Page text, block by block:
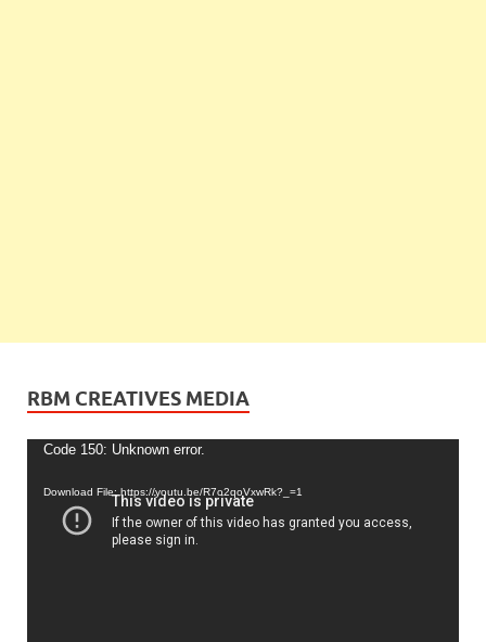
RBM CREATIVES MEDIA
Video
Code 150: Unknown error.
Download File: https://youtu.be/R7o2qoVxwRk?_=1